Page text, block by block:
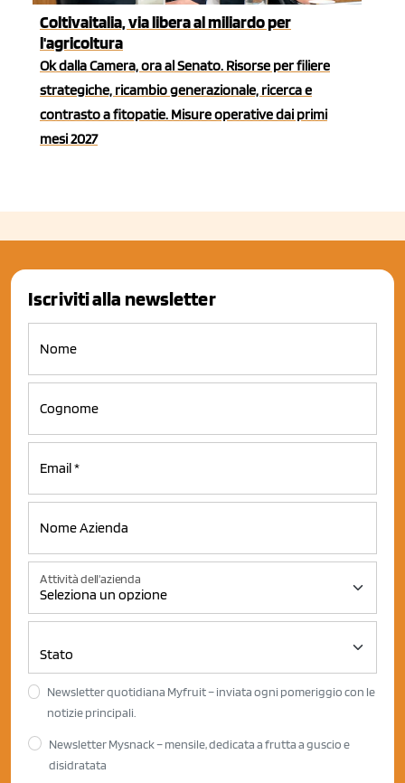
Coltivaitalia, via libera al miliardo per
l'agricoltura
Ok dalla Camera, ora al Senato. Risorse per filiere
strategiche, ricambio generazionale, ricerca e
contrasto a fitopatie. Misure operative dai primi
mesi 2027
Iscriviti alla newsletter
Attività dell'azienda
Newsletter quotidiana Myfruit – inviata ogni pomeriggio con le
notizie principali.
Newsletter Mysnack – mensile, dedicata a frutta a guscio e
disidratata